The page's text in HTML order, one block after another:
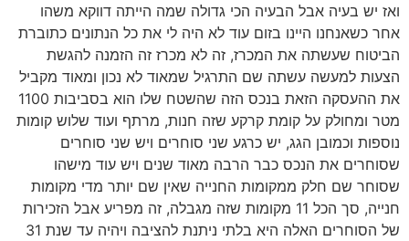
ואז יש בעיה אבל הבעיה הכי גדולה שמה הייתה דווקא משהו
אחר כשאנחנו היינו בזום עוד לא היה לי את כל הנתונים כתוברת
הביטוח שעשתה את המכרז, זה לא מכרז זה הזמנה להגשת
הצעות למעשה עשתה שם התרגיל שמאוד לא נכון ומאוד מקביל
את ההעסקה הזאת בנכס הזה שהשטח שלו הוא בסביבות 1100
מטר ומחולק על קומת קרקע שזה חנות, מרתף ועוד שלוש קומות
נוספות וכמובן הגג, יש כרגע שני סוחרים ויש שני סוחרים
שסוחרים את הנכס כבר הרבה מאוד שנים ויש עוד מישהו
שסוחר שם חלק ממקומות החנייה שאין שם יותר מדי מקומות
חנייה, סך הכל 11 מקומות שזה מגבלה, זה מפריע אבל הזכירות
של הסוחרים האלה היא בלתי ניתנת להציבה ויהיה עד שנת 31